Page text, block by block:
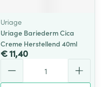
Uriage
Uriage Bariederm Cica
Creme Herstellend 40ml
€ 11,40